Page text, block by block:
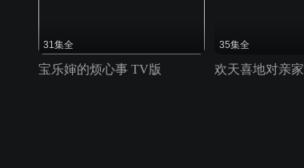
31集全
宝乐婶的烦心事 TV版
35集全
欢天喜地对亲家